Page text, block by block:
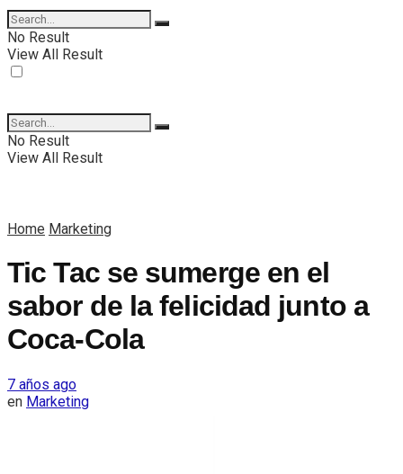
No Result
View All Result
No Result
View All Result
Home Marketing
Tic Tac se sumerge en el
sabor de la felicidad junto a
Coca-Cola
7 años ago
en Marketing